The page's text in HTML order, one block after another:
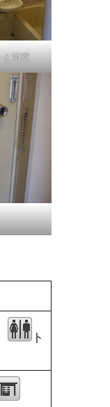
と浴室
ト